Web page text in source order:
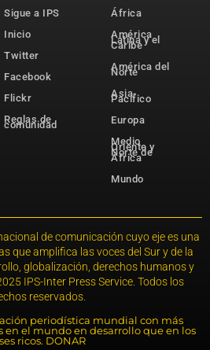
Sigue a IPS
Inicio
Twitter
Facebook
Flickr
Reglas de
comunidad
África
América
Latina y el
Caribe
América del
Norte
Asia-
Pacífico
Europa
Medio
Oriente y
Norte de
África
Mundo
de comunicación cuyo eje es una
que amplifica las voces del Sur y de la
globalización, derechos humanos y
IPS-Inter Press Service. Todos los
reservados.
periodística mundial con más
en el mundo en desarrollo que en los
ricos. DONAR